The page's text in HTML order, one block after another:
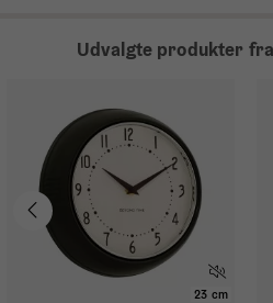
Udvalgte produkter
23 cm